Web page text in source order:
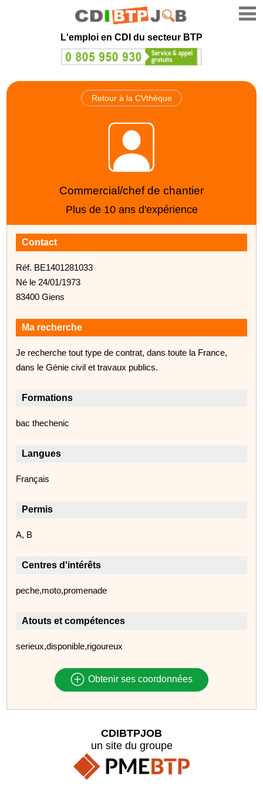
L'emploi en CDI du secteur BTP
Retour à la CVthèque
Commercial/chef de chantier
Plus de 10 ans d'expérience
Contact
Réf. BE1401281033
Né le 24/01/1973
83400 Giens
Ma recherche
Je recherche tout type de contrat, dans toute la France,
dans le Génie civil et travaux publics.
Formations
bac thechenic
Langues
Français
Permis
A, B
Centres d'intérêts
peche,moto,promenade
Atouts et compétences
serieux,disponible,rigoureux
Obtenir ses coordonnées
CDIBTPJOB
un site du groupe